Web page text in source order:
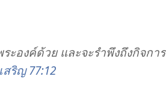
ะองค์ด้วย และจะรำพึงถึงกิจการ
สริญ 77:12